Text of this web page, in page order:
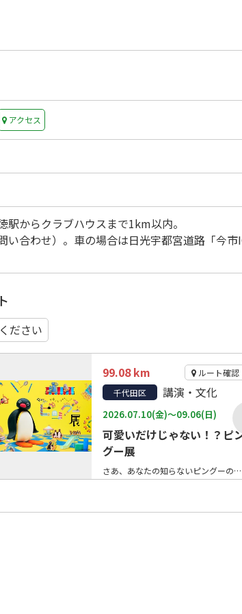
アクセス
からクラブハウスまで1km以内。
い合わせ）。車の場合は日光宇都宮道路「今市
99.08 km
ルート確認
千代田区
講演・文化
2026.07.10(金)～09.06(日)
可愛いだけじゃない！？ピ
グー展
さあ、あなたの知らないピングーの魅力に出会いに行こう！ YURAKUCHO MUSEUMで、「可愛いだけじゃない！？ピングー展」が開催されます。世界中で愛されるクレイアニメーション「ピングー」の魅力を、貴重な資料や体験型展示を通して楽しめる展覧会です。 スイスの映像作家オットマー・グットマンによって、1980年にクレイアニメーションとして誕生した「ピングー」。ペンギンの男の子・ピングーと仲間たちが繰り広げる、あたたかでユーモアのある物語は、世界中で親しまれてきました。 本展では“遊園地”をテーマに、実際のアニメーション制作で使用された貴重なクレイモデルや、初期スタジオの記録、絵コンテなどの制作資料を展示します。ピングーの豊かな表情、クレイならではのユニークな動きやかたち、不思議と伝わる“ピングー語”など、これまで知らなかったピングーの魅力を、見る・触れる・体験することで楽しめます。 会期は、2026年7月10日（金）から9月6日（日）まで。会場は東京・有楽町のYURAKUCHO MUSEUMです。会期中は無休で、通常の開館時間は10:00～18:00、最終入場は17:30です。土日祝、7月10日（金）、8月10日（月）～14日（金）は20:00まで開館し、最終入場は19:30となります。 展覧会の見どころ 貴重なクレイモデルや制作資料の展示 実際のアニメーション制作で使用されたクレイモデルをはじめ、初期スタジオの記録や絵コンテなど、貴重な制作資料を展示します。ストップモーションアニメならではの手仕事や、ピングーの世界が生まれるまでの過程にふれられるのが魅力です。 「可愛いだけじゃない！？」ピングーの多彩な魅力を体験 本展では、遊んで楽しめる体験型展示も豊富に展開されます。喜怒哀楽が伝わる豊かな表情、クレイアニメーションならではのユニークな動き、不思議と気持ちが伝わる“ピングー語”など、ピングーの奥深い魅力を体験を通して味わえます。 ミニチュア写真家・見立て作家 田中達也さんとのコラボレーション 本展では、ミニチュア写真家・見立て作家の田中達也さんとのコラボレーションも決定しています。これまでにSNSで発表してきたピングー作品3点を初展示するほか、本展のために制作される新作も会場で展示予定です。遊び心あふれるミニチュア表現によって、ピングーの新たな世界を楽しめます。 “遊園地”をテーマにした楽しい展示空間 展覧会のテーマは“遊園地”。子どもから大人まで楽しめる雰囲気の中で、ピングーのヒストリーや登場キャラクター、作品の原点にふれられます。懐かしさを感じる方にも、初めてピングーに出会う方にもおすすめです。 ピングーとは？ 「ピングー」は、スイスで誕生したストップモーション・アニメーションです。1980年に原型となるテストフィルムが制作されてから、2025年で45周年を迎えました。1990年以降、TVシリーズは世界155以上の国と地域で放送され、あたたかでユーモアのある物語が世界中で愛されています。 こんな方におすすめ ピングーが好きな方、親子で楽しめる展覧会を探している方、クレイアニメーションやキャラクター展示に興味がある方におすすめです。可愛らしいだけではない、表情や動き、制作の裏側まで楽しめる展覧会です。 ※会期中無休。 ※最終入場は閉館30分前です。 ※土日祝、7月10日（金）、8月10日（月）～14日（金）は20:00まで開館します。 ※チケット料金・販売情報は公式サイトをご確認ください。 ※展示内容・開館時間等は変更となる場合があります。最新情報は公式サイトをご確認ください。 ©2026 JOKER.